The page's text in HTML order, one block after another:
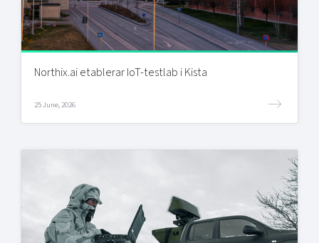
Northix.ai etablerar IoT-testlab i Kista
25 June, 2026